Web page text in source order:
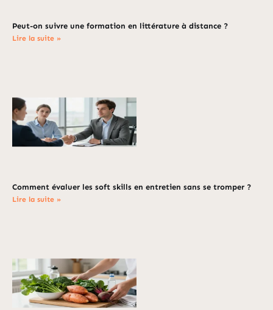
Peut-on suivre une formation en littérature à distance ?
Lire la suite »
Comment évaluer les soft skills en entretien sans se tromper ?
Lire la suite »